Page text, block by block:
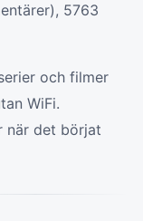
5763
och filmer
WiFi.
när det börjat